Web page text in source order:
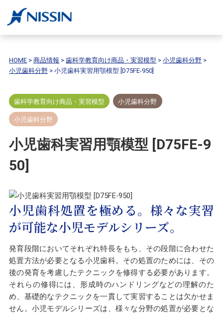
HOME >商品情報 >歯科学教育向け商品・実習模型 >小児歯科分野 >
小児歯科分野 >小児歯科実習用顎模型 [D75FE-950]
歯科学教育向け商品・実習模型 小児歯科分野
小児歯科分野
小児歯科実習用顎模型 [D75FE-9
50]
小児歯科処置を極める。様々な実習
が可能な小児モデルシリーズ。
発育段階においてそれぞれ特長をもち、その段階に合わせた
処置方法が必要となる小児歯科。その処置のためには、その
後の発育を考慮したテクニックを修得する必要があります。
それらの修得には、形成時のハンドリングなどの理解のた
め、基礎的なテクニックを一貫して実習することは欠かせま
せん。小児モデルシリーズは、様々な分野の処置が必要とな